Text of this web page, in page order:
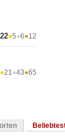
●5●6●12
●21●43●65